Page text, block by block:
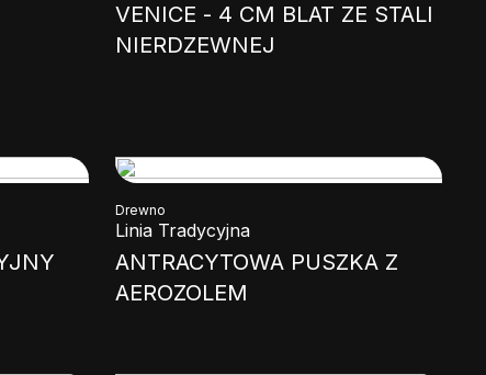
VENICE - 4 CM BLAT ZE STALI
NIERDZEWNEJ
Drewno
Linia Tradycyjna
ANTRACYTOWA PUSZKA Z
AEROZOLEM